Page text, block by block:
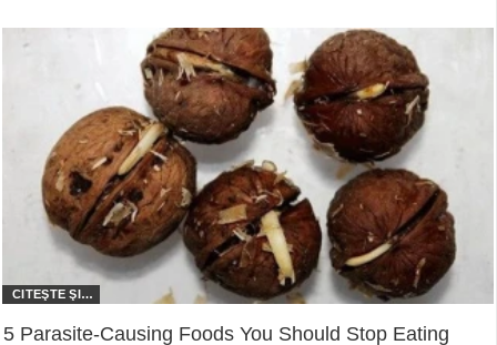
5 Parasite-Causing Foods You Should Stop Eating